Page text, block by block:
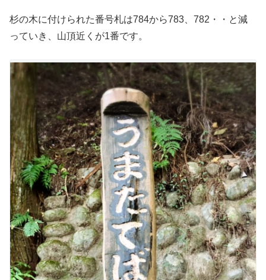
杉の木に付けられた番号札は784から783、782・・と減
っていき、山頂近くが1番です。